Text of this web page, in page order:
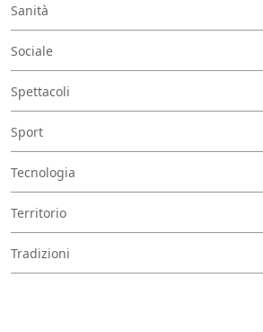
Sanità
Sociale
Spettacoli
Sport
Tecnologia
Territorio
Tradizioni